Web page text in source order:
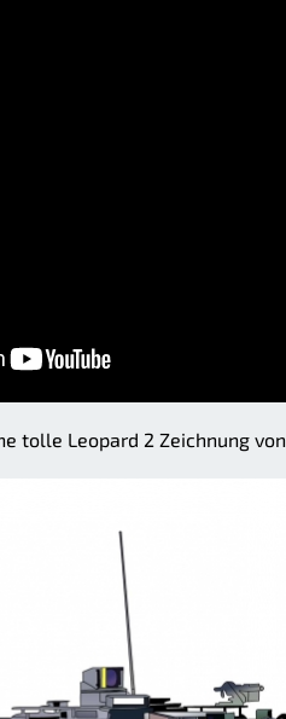
tolle Leopard 2 Zeichnung von